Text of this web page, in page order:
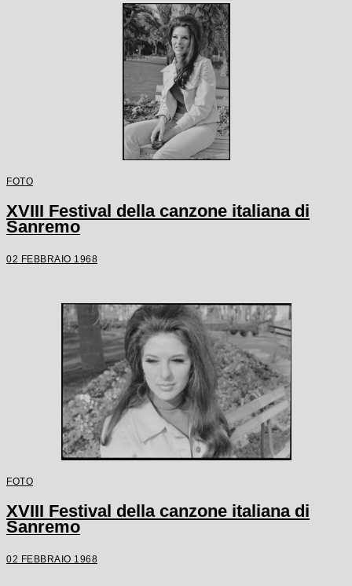
FOTO
XVIII Festival della canzone italiana di
Sanremo
02 FEBBRAIO 1968
FOTO
XVIII Festival della canzone italiana di
Sanremo
02 FEBBRAIO 1968